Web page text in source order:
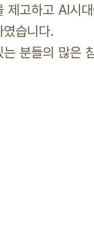
제고하고 AI시
였습니다.
는 분들의 많은